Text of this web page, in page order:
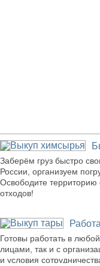
Заберём груз быстро
России, организуем
Освободите территорию
отходов!
Готовы работать в
лицами, так и с
и условия